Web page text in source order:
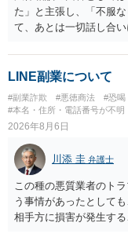
た」と主張し、「不服
て、あとは一切話し合
可能性もありますが、
であれば、徹底的に強
LINE副業について
#副業詐欺 #悪徳商法 #恐喝
#本名・住所・電話番号が不明
2026年8月6日
川添 圭 弁護士
この種の悪質業者のト
う事情があったとして
相手方に損害が発生す